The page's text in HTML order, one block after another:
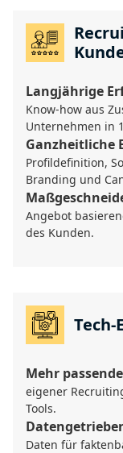
Langjährige
Know-how aus
Unternehmen in
Ganzheitliche
Profildefinition,
Branding und
Angebot
des Kunden.
Tech-
Mehr
eigener
Tools.
Daten für